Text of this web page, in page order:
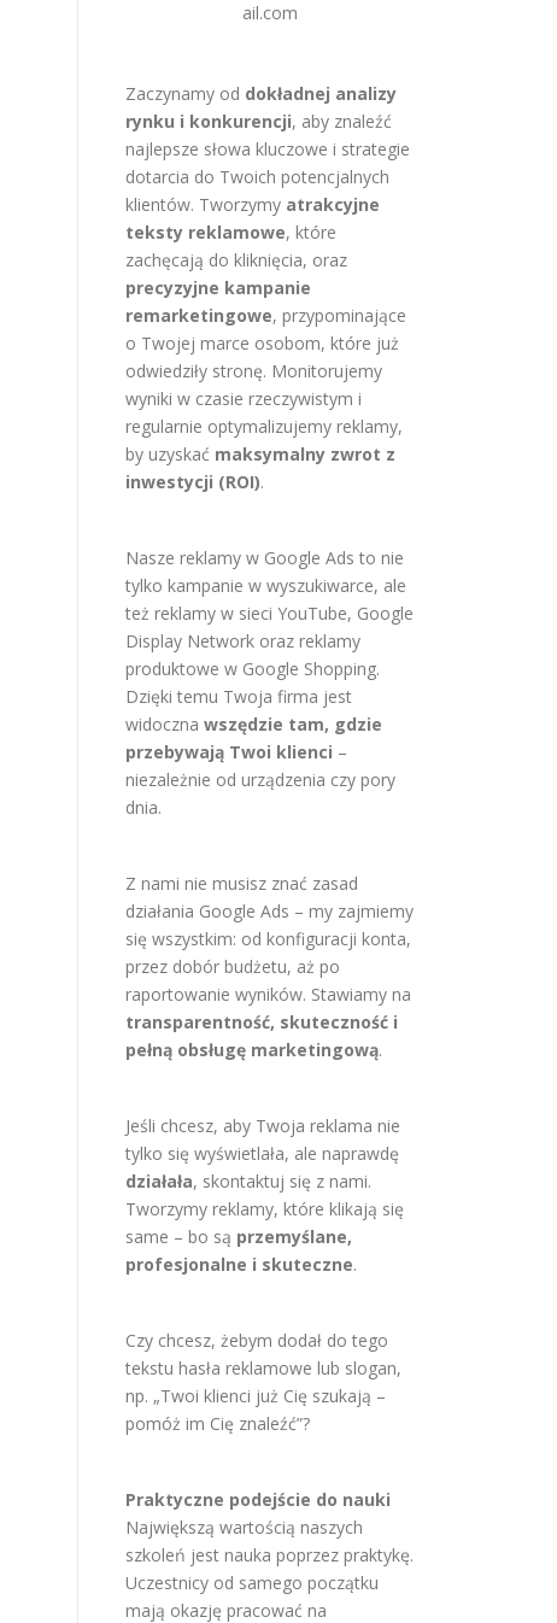
ail.com
Zaczynamy od dokładnej analizy
rynku i konkurencji, aby znaleźć
najlepsze słowa kluczowe i strategie
dotarcia do Twoich potencjalnych
klientów. Tworzymy atrakcyjne
teksty reklamowe, które
zachęcają do kliknięcia, oraz
precyzyjne kampanie
remarketingowe, przypominające
o Twojej marce osobom, które już
odwiedziły stronę. Monitorujemy
wyniki w czasie rzeczywistym i
regularnie optymalizujemy reklamy,
by uzyskać maksymalny zwrot z
inwestycji (ROI).
Nasze reklamy w Google Ads to nie
tylko kampanie w wyszukiwarce, ale
też reklamy w sieci YouTube, Google
Display Network oraz reklamy
produktowe w Google Shopping.
Dzięki temu Twoja firma jest
widoczna wszędzie tam, gdzie
przebywają Twoi klienci –
niezależnie od urządzenia czy pory
dnia.
Z nami nie musisz znać zasad
działania Google Ads – my zajmiemy
się wszystkim: od konfiguracji konta,
przez dobór budżetu, aż po
raportowanie wyników. Stawiamy na
transparentność, skuteczność i
pełną obsługę marketingową.
Jeśli chcesz, aby Twoja reklama nie
tylko się wyświetlała, ale naprawdę
działała, skontaktuj się z nami.
Tworzymy reklamy, które klikają się
same – bo są przemyślane,
profesjonalne i skuteczne.
Czy chcesz, żebym dodał do tego
tekstu hasła reklamowe lub slogan,
np. „Twoi klienci już Cię szukają –
pomóż im Cię znaleźć”?
Praktyczne podejście do nauki
Największą wartością naszych
szkoleń jest nauka poprzez praktykę.
Uczestnicy od samego początku
mają okazję pracować na